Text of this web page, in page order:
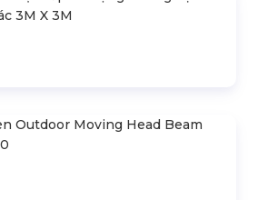
3M X 3M
Outdoor Moving Head Beam